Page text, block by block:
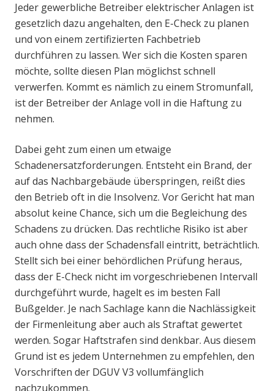
Jeder gewerbliche Betreiber elektrischer Anlagen ist
gesetzlich dazu angehalten, den E-Check zu planen
und von einem zertifizierten Fachbetrieb
durchführen zu lassen. Wer sich die Kosten sparen
möchte, sollte diesen Plan möglichst schnell
verwerfen. Kommt es nämlich zu einem Stromunfall,
ist der Betreiber der Anlage voll in die Haftung zu
nehmen.
Dabei geht zum einen um etwaige
Schadenersatzforderungen. Entsteht ein Brand, der
auf das Nachbargebäude überspringen, reißt dies
den Betrieb oft in die Insolvenz. Vor Gericht hat man
absolut keine Chance, sich um die Begleichung des
Schadens zu drücken. Das rechtliche Risiko ist aber
auch ohne dass der Schadensfall eintritt, beträchtlich.
Stellt sich bei einer behördlichen Prüfung heraus,
dass der E-Check nicht im vorgeschriebenen Intervall
durchgeführt wurde, hagelt es im besten Fall
Bußgelder. Je nach Sachlage kann die Nachlässigkeit
der Firmenleitung aber auch als Straftat gewertet
werden. Sogar Haftstrafen sind denkbar. Aus diesem
Grund ist es jedem Unternehmen zu empfehlen, den
Vorschriften der DGUV V3 vollumfänglich
nachzukommen.